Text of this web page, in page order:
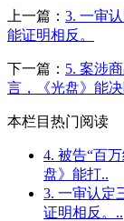
上一篇： 3. 一审
能证明相反。
下一篇： 5. 案涉
言，《光盘》能
本栏目热门阅读
4. 被告“百
盘》能打..
3. 一审认定
证明相反。..